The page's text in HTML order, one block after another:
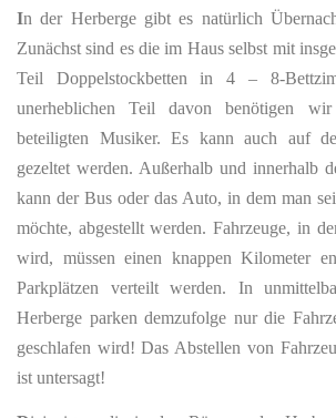
In der Herberge gibt es natürlich
Zunächst sind es die im Haus selbst mit
Teil Doppelstockbetten in 4 – 8-
unerheblichen Teil davon benötigen
beteiligten Musiker. Es kann auch auf
gezeltet werden. Außerhalb und innerhalb
kann der Bus oder das Auto, in dem man
möchte, abgestellt werden. Fahrzeuge, in
wird, müssen einen knappen Kilometer
Parkplätzen verteilt werden. In
Herberge parken demzufolge nur die
geschlafen wird! Das Abstellen von
ist untersagt!